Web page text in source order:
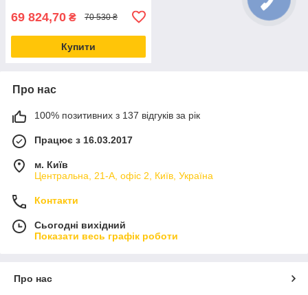
69 824,70 ₴ 70 530 ₴
Купити
Про нас
100% позитивних з 137 відгуків за рік
Працює з 16.03.2017
м. Київ
Центральна, 21-А, офіс 2, Київ, Україна
Контакти
Сьогодні вихідний
Показати весь графік роботи
Про нас